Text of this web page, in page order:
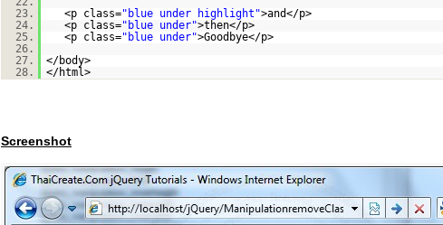
23.
<p class="blue under highlight">and</p>
24.
<p class="blue under">then</p>
25.
<p class="blue under">Goodbye</p>
26.
27.
</body>
28.
</html>
Screenshot